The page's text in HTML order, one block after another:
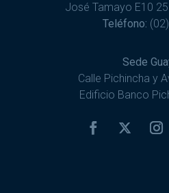
José Tamayo E10
Teléfono:
Sede
Calle Pichincha y
Edificio Banco